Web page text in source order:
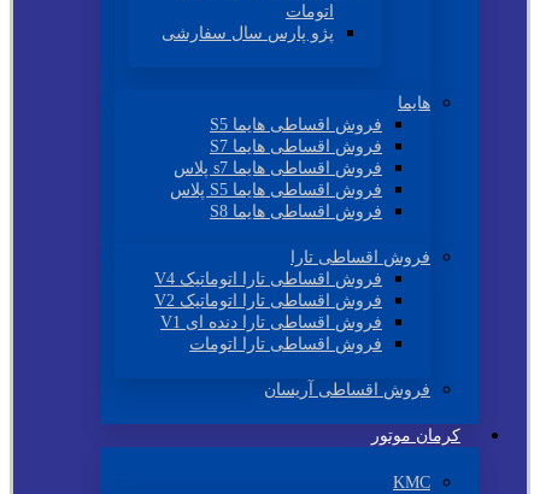
اتومات
پژو پارس سال سفارشی
هایما
فروش اقساطی هایما S5
فروش اقساطی هایما S7
فروش اقساطی هایما s7 پلاس
فروش اقساطی هایما S5 پلاس
فروش اقساطی هایما S8
فروش اقساطی تارا
فروش اقساطی تارا اتوماتیک V4
فروش اقساطی تارا اتوماتیک V2
فروش اقساطی تارا دنده ای V1
فروش اقساطی تارا اتومات
فروش اقساطی آریسان
کرمان موتور
KMC